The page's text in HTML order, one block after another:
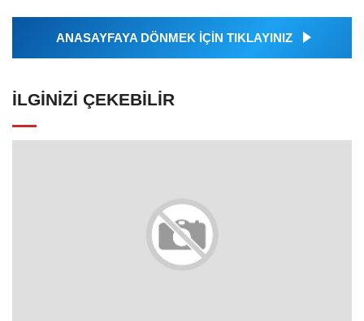
ANASAYFAYA DÖNMEK İÇİN TIKLAYINIZ
İLGINIZI ÇEKEBILIR